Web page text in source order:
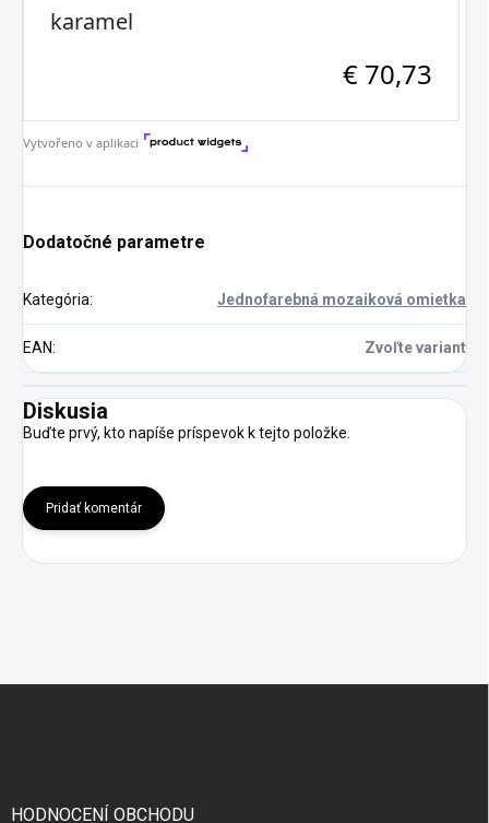
Dodatočné parametre
Kategória: Jednofarebná mozaiková omietka
EAN: Zvoľte variant
Diskusia
Buďte prvý, kto napíše príspevok k tejto položke.
Pridať komentár
HODNOCENÍ OBCHODU